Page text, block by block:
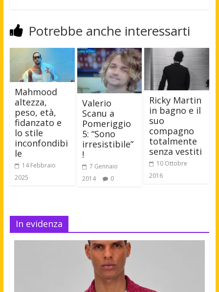
Potrebbe anche interessarti
Mahmood
altezza,
peso, età,
fidanzato e
lo stile
inconfondibi
le
14 Febbraio
2025
Valerio
Scanu a
Pomeriggio
5: “Sono
irresistibile”
!
7 Gennaio
2014
0
Ricky Martin
in bagno e il
suo
compagno
totalmente
senza vestiti
10 Ottobre
2016
In evidenza